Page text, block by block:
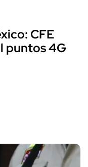
CFE
puntos 4G